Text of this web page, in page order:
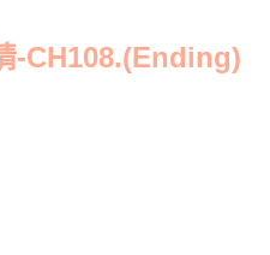
-CH108.(Ending)